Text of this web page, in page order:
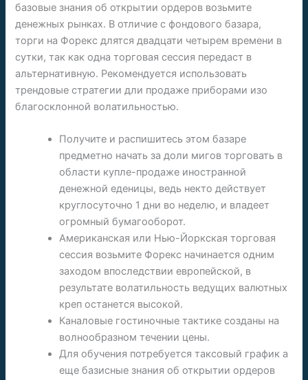
базовые знания об открытии ордеров возьмите
денежных рынках. В отличие с фондового базара,
торги на Форекс длятся двадцати четырем времени в
сутки, так как одна торговая сессия передаст в
альтернативную. Рекомендуется использовать
трендовые стратегии дли продаже приборами изо
благосклонной волатильностью.
Получите и распишитесь этом базаре
предметно начать за доли мигов торговать в
области купле-продаже иностранной
денежной еденицы, ведь некто действует
круглосуточно 1 дни во неделю, и владеет
огромный бумагооборот.
Американская или Нью-Йоркская торговая
сессия возьмите Форекс начинается одним
заходом впоследствии европейской, в
результате волатильность ведущих валютных
креп останется высокой.
Каналовые гостиночные тактике созданы на
волнообразном течении цены.
Для обучения потребуется таксовый график а
еще базисные знания об открытии ордеров